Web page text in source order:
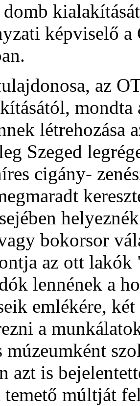
képviselő
az
mondta
létrehozása
Szeged
cigány-
bokorsor
az ott lakók
lennének a
emlékére,
a
múzeumként
azt is
temető múltját